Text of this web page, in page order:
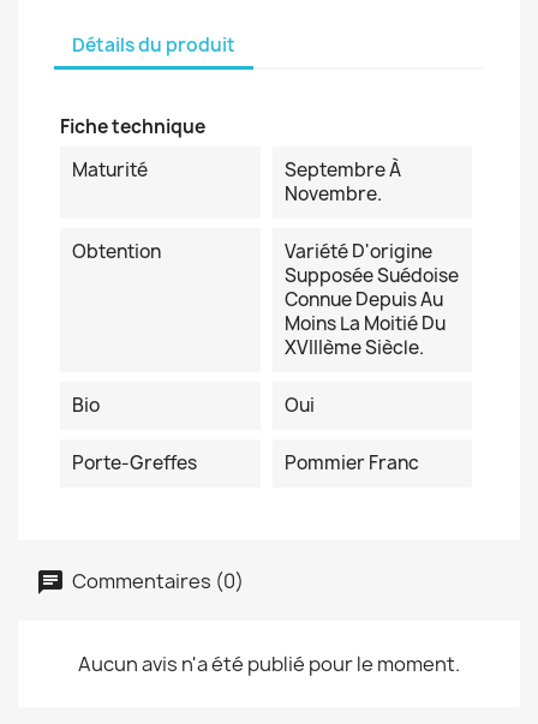
Détails du produit
Fiche technique
Maturité
Septembre À
Novembre.
Obtention
Variété D'origine
Supposée Suédoise
Connue Depuis Au
Moins La Moitié Du
XVIIIème Siècle.
Bio Oui
Porte-Greffes Pommier Franc
Commentaires (0)
Aucun avis n'a été publié pour le moment.